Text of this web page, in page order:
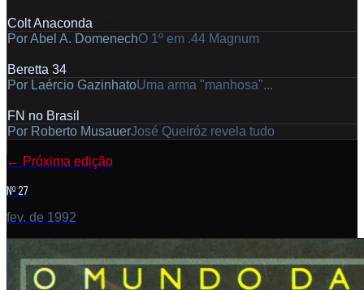
Colt Anaconda
PorAbel A. DomenechO 1º em .44 Magnum
Beretta 34
Por Laércio GazinhatoUma arma "manhosa"...
FN no Brasil
Por Roberto MusauerJosé Queiróz revela tudo
← Próxima edição
Nº 27
fev. de 1992